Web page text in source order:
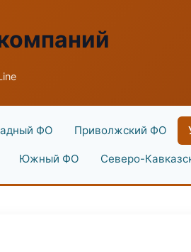
ФО Приволжский ФО
Южный ФО Северо-